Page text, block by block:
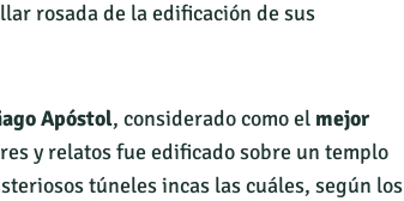
rosada de la edificación de sus
Apóstol, considerado como el mejor
y relatos fue edificado sobre un templo
túneles incas las cuáles, según los